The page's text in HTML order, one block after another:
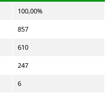
100,00%
857
610
247
6